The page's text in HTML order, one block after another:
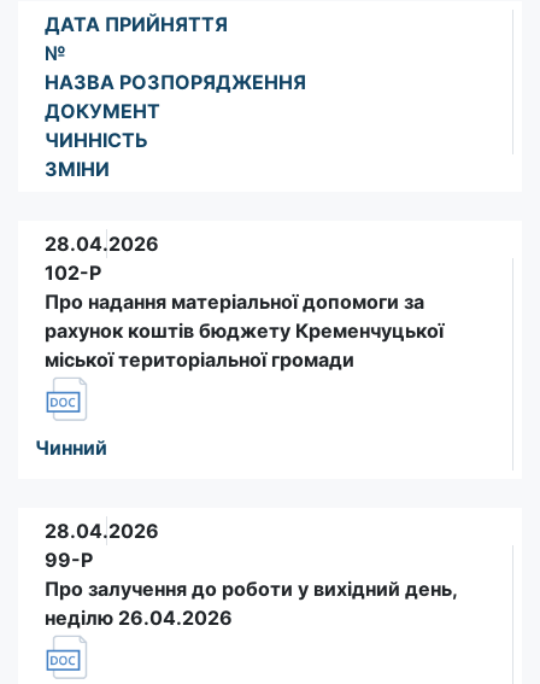
ДАТА ПРИЙНЯТТЯ
№
НАЗВА РОЗПОРЯДЖЕННЯ
ДОКУМЕНТ
ЧИННІСТЬ
ЗМІНИ
28.04.2026
102-Р
Про надання матеріальної допомоги за
рахунок коштів бюджету Кременчуцької
міської територіальної громади
Чинний
28.04.2026
99-Р
Про залучення до роботи у вихідний день,
неділю 26.04.2026